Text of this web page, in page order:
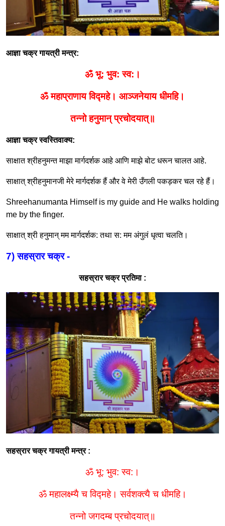
आज्ञा चक्र गायत्री मन्त्र:
ॐ भू: भुव:स्व: ।
ॐ महाप्राणाय विद्महे। आञ्जनेयाय धीमहि।
तन्नो हनुमान् प्रचोदयात्॥
आज्ञा चक्र स्वस्तिवाक्य:
साक्षात श्रीहनुमन्त माझा मार्गदर्शक आहे आणि माझे बोट धरून चालत आहे.
साक्षात् श्रीहनुमानजी मेरे मार्गदर्शक हैं और वे मेरी उँगली पकड़कर चल रहे हैं।
Shreehanumanta Himself is my guide and He walks holding
me by the finger.
साक्षात् श्री हनुमान् मम मार्गदर्शक:तथा स:मम अंगुलं धृत्वा चलति।
7)सहस्रार चक्र-
सहस्रार चक्र प्रतिमा:
सहस्रार चक्र गायत्री मन्त्र :
ॐ भू: भुव:स्व: ।
ॐ महालक्ष्म्यै च विद्महे। सर्वशक्त्यै च धीमहि।
तन्नो जगदम्ब प्रचोदयात्॥